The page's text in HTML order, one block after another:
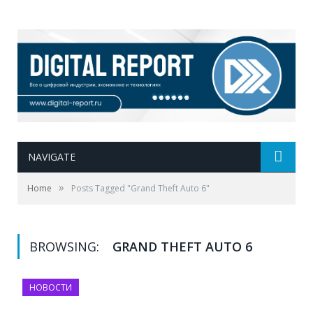
NAVIGATE
Home » Posts Tagged "Grand Theft Auto 6"
BROWSING: GRAND THEFT AUTO 6
НОВОСТИ